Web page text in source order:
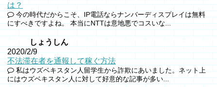
は？
今の時代だからこそ、IP電話ならナンバーディスプレイは無料
にすべきですよね。 本当にNTTは意地悪でコスいな...
しょうしん
2020/2/9
不法滞在者を通報して稼ぐ方法
私はウズベキスタン人留学生から詐欺にあいました。ネット上
にはウズベキスタン人に対して好意的な記事が多い...